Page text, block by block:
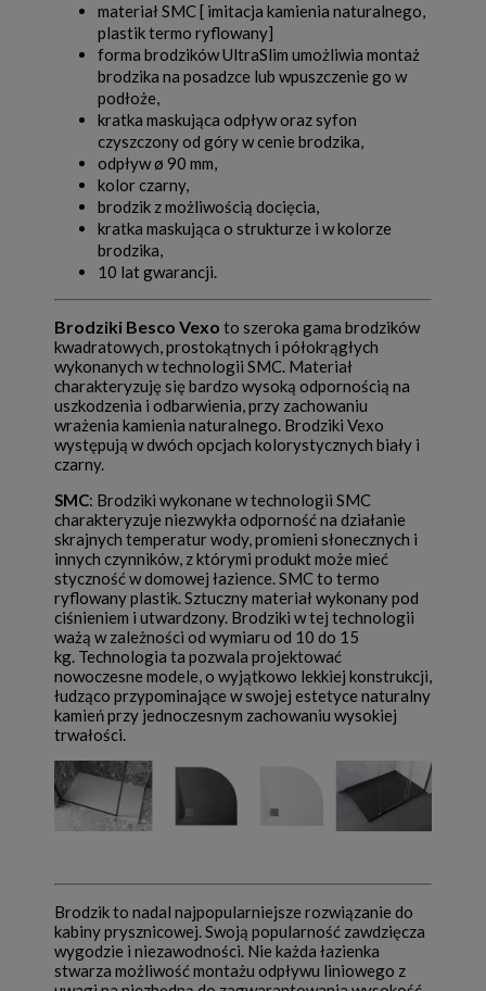
materiał SMC [ imitacja kamienia naturalnego,
plastik termo ryflowany]
forma brodzików UltraSlim umożliwia montaż
brodzika na posadzce lub wpuszczenie go w
podłoże,
kratka maskująca odpływ oraz syfon
czyszczony od góry w cenie brodzika,
odpływ ø 90 mm,
kolor czarny,
brodzik z możliwością docięcia,
kratka maskująca o strukturze i w kolorze
brodzika,
10 lat gwarancji.
Brodziki Besco Vexo to szeroka gama brodzików
kwadratowych, prostokątnych i półokrągłych
wykonanych w technologii SMC. Materiał
charakteryzuję się bardzo wysoką odpornością na
uszkodzenia i odbarwienia, przy zachowaniu
wrażenia kamienia naturalnego. Brodziki Vexo
występują w dwóch opcjach kolorystycznych biały i
czarny.
SMC: Brodziki wykonane w technologii SMC
charakteryzuje niezwykła odporność na działanie
skrajnych temperatur wody, promieni słonecznych i
innych czynników, z którymi produkt może mieć
styczność w domowej łazience. SMC to termo
ryflowany plastik. Sztuczny materiał wykonany pod
ciśnieniem i utwardzony. Brodziki w tej technologii
ważą w zależności od wymiaru od 10 do 15
kg. Technologia ta pozwala projektować
nowoczesne modele, o wyjątkowo lekkiej konstrukcji,
łudząco przypominające w swojej estetyce naturalny
kamień przy jednoczesnym zachowaniu wysokiej
trwałości.
Brodzik to nadal najpopularniejsze rozwiązanie do
kabiny prysznicowej. Swoją popularność zawdzięcza
wygodzie i niezawodności. Nie każda łazienka
stwarza możliwość montażu odpływu liniowego z